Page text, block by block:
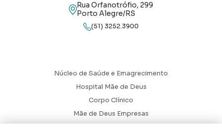
Rua Orfanotrófio, 299
Porto Alegre/RS
(51) 3252.3900
Núcleo de Saúde e Emagrecimento
Hospital Mãe de Deus
Corpo Clínico
Mãe de Deus Empresas